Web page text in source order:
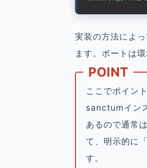
実装の方法によ
ます。ポートは
ここでポイン
sanctumイン
あるので通常
て、明示的に
す。